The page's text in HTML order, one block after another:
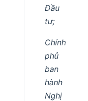
Đầu
tư;
Chính
phủ
ban
hành
Nghị